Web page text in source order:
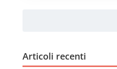
Articoli recenti